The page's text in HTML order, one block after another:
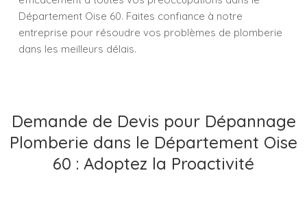
Département Oise 60. Faites confiance à notre
entreprise pour résoudre vos problèmes de plomberie
dans les meilleurs délais.
Demande de Devis pour Dépannage
Plomberie dans le Département Oise
60 : Adoptez la Proactivité